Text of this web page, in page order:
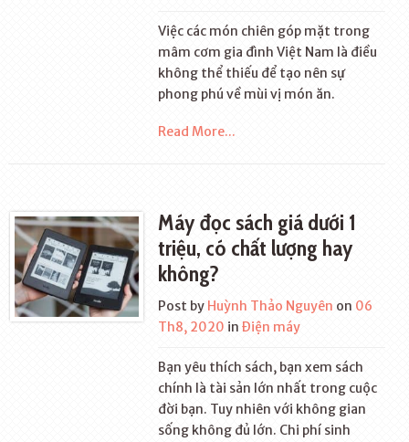
Việc các món chiên góp mặt trong
mâm cơm gia đình Việt Nam là điều
không thể thiếu để tạo nên sự
phong phú về mùi vị món ăn.
Read More...
Máy đọc sách giá dưới 1
triệu, có chất lượng hay
không?
Post by Huỳnh Thảo Nguyên on 06
Th8, 2020 inĐiện máy
Bạn yêu thích sách, bạn xem sách
chính là tài sản lớn nhất trong cuộc
đời bạn. Tuy nhiên với không gian
sống không đủ lớn. Chi phí sinh